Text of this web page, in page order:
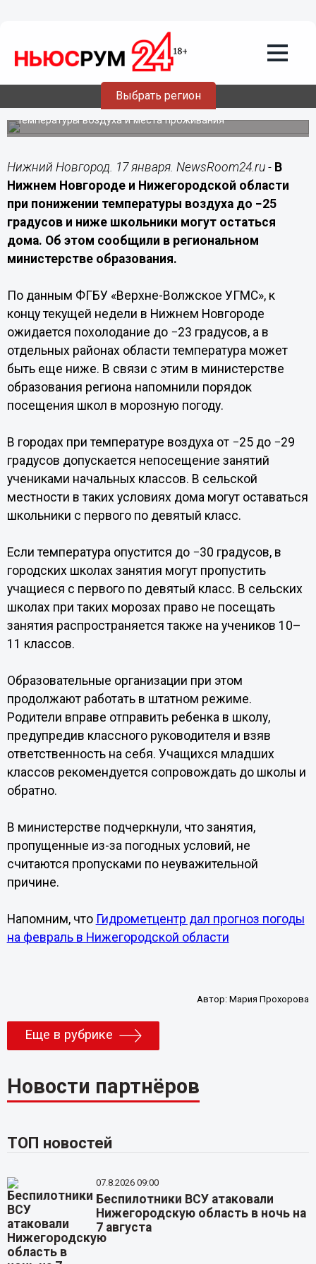
Выбрать регион
Нижегородским школьникам
разрешили не ходить на занятия при
морозах от −25°
Порядок посещения школ в сильные холода зависит от
температуры воздуха и места проживания
Нижний Новгород. 17 января. NewsRoom24.ru - В
Нижнем Новгороде и Нижегородской области
при понижении температуры воздуха до −25
градусов и ниже школьники могут остаться
дома. Об этом сообщили в региональном
министерстве образования.
По данным ФГБУ «Верхне-Волжское УГМС», к
концу текущей недели в Нижнем Новгороде
ожидается похолодание до −23 градусов, а в
отдельных районах области температура может
быть еще ниже. В связи с этим в министерстве
образования региона напомнили порядок
посещения школ в морозную погоду.
В городах при температуре воздуха от −25 до −29
градусов допускается непосещение занятий
учениками начальных классов. В сельской
местности в таких условиях дома могут оставаться
школьники с первого по девятый класс.
Если температура опустится до −30 градусов, в
городских школах занятия могут пропустить
учащиеся с первого по девятый класс. В сельских
школах при таких морозах право не посещать
занятия распространяется также на учеников 10–
11 классов.
Образовательные организации при этом
продолжают работать в штатном режиме.
Родители вправе отправить ребенка в школу,
предупредив классного руководителя и взяв
ответственность на себя. Учащихся младших
классов рекомендуется сопровождать до школы и
обратно.
В министерстве подчеркнули, что занятия,
пропущенные из-за погодных условий, не
считаются пропусками по неуважительной
причине.
Напомним, что Гидрометцентр дал прогноз погоды
на февраль в Нижегородской области
Автор:Мария Прохорова
Еще в рубрике
Новости партнёров
ТОП новостей
07.8.2026 09:00
Беспилотники ВСУ атаковали
Нижегородскую область в ночь на
7 августа